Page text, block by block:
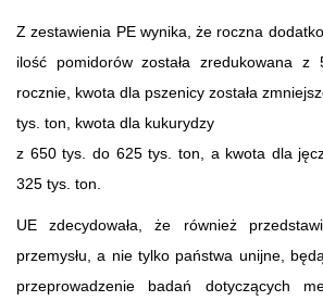
Z zestawienia PE wynika, że roczna
ilość pomidorów została zredukowana
rocznie, kwota dla pszenicy została
tys. ton, kwota dla kukurydzy
z 650 tys. do 625 tys. ton, a kwota dla
325 tys. ton.
UE zdecydowała, że również
przemysłu, a nie tylko państwa unijne,
przeprowadzenie badań dotyczących